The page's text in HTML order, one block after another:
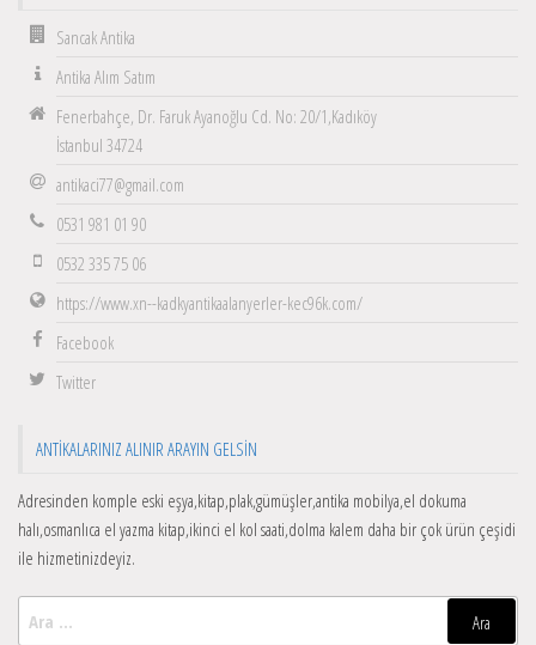
Sancak Antika
Antika Alım Satım
Fenerbahçe, Dr. Faruk Ayanoğlu Cd. No: 20/1,Kadıköy
İstanbul 34724
antikaci77@gmail.com
0531 981 01 90
0532 335 75 06
https://www.xn--kadkyantikaalanyerler-kec96k.com/
Facebook
Twitter
ANTIKALARINIZ ALINIR ARAYIN GELSIN
Adresinden komple eski eşya,kitap,plak,gümüşler,antika mobilya,el dokuma
halı,osmanlıca el yazma kitap,ikinci el kol saati,dolma kalem daha bir çok ürün çeşidi
ile hizmetinizdeyiz.